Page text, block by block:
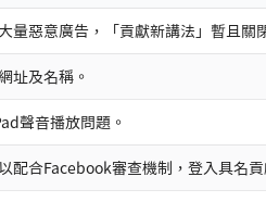
量惡意廣告，「貢獻新講法」暫且關
址及名稱。
聲音播放問題。
配合Facebook審查機制，登入具名